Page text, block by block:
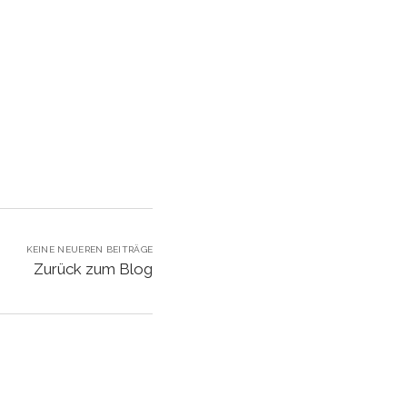
KEINE NEUEREN BEITRÄGE
Zurück zum Blog